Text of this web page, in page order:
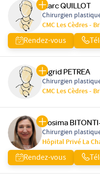
Marc QUILLOT
Chirurgien
CMC Les Cèdres -
Rendez-vous
Ingrid PETREA
Chirurgien
CMC Les Cèdres -
Cosima
Chirurgien
Hôpital Privé La
Rendez-vous